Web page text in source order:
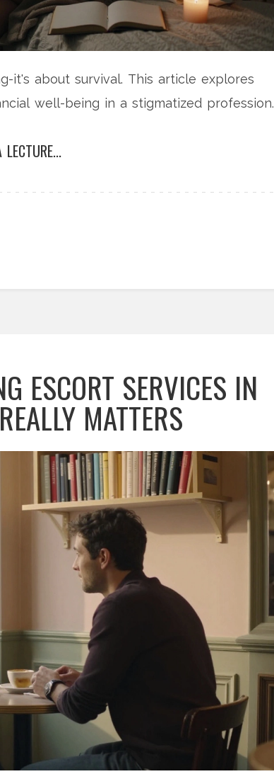
it's about survival. This article explores
well-being in a stigmatized profession.
ESCORT SERVICES IN
MATTERS